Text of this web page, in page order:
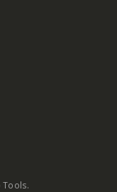
Tools.